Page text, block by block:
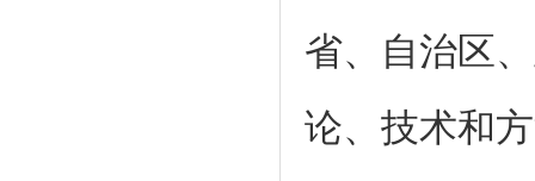
省、自治区
论、技术和